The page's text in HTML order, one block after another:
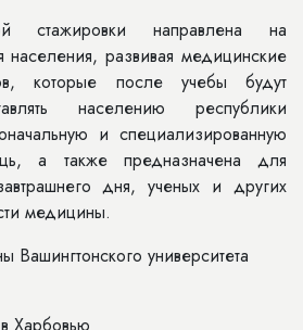
стажировки направлена на
населения, развивая медицинские
которые после учебы будут
населению республики
и специализированную
а также предназначена для
дня, ученых и других
медицины.
университета